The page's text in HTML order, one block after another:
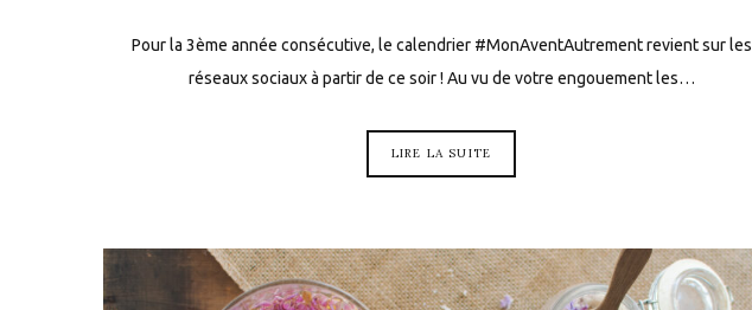
Pour la 3ème année consécutive, le calendrier #MonAventAutrement revient sur les
réseaux sociaux à partir de ce soir ! Au vu de votre engouement les…
LIRE LA SUITE